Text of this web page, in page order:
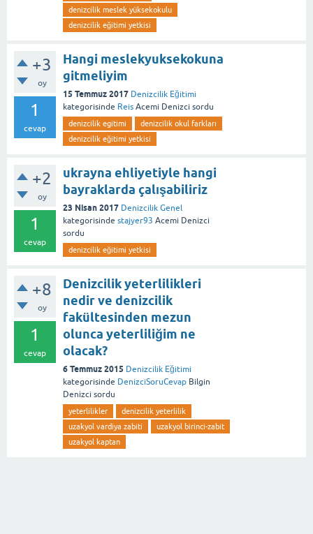
denizcilik meslek yüksekokulu
denizcilik eğitimi yetkisi
+3
oy
1
cevap
Hangi meslekyuksekokuna
gitmeliyim
15 Temmuz 2017 Denizcilik Eğitimi
kategorisinde Reis Acemi Denizci sordu
denizcilik egitimi
denizcilik okul farkları
denizcilik eğitimi yetkisi
+2
oy
1
cevap
ukrayna ehliyetiyle hangi
bayraklarda çalışabiliriz
23 Nisan 2017 Denizcilik Genel
kategorisinde stajyer93 Acemi Denizci
sordu
denizcilik eğitimi yetkisi
+8
oy
1
cevap
Denizcilik yeterlilikleri
nedir ve denizcilik
fakültesinden mezun
olunca yeterliliğim ne
olacak?
6 Temmuz 2015 Denizcilik Eğitimi
kategorisinde DenizciSoruCevap Bilgin
Denizci sordu
yeterlilikler
denizcilik yeterlilik
uzakyol vardiya zabiti
uzakyol birinci-zabit
uzakyol kaptan